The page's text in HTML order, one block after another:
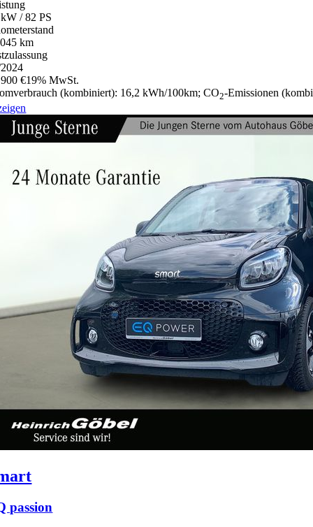
/ 82 PS
km
€19% MwSt.
(kombiniert): 16,2 kWh/100km;CO2-Emissionen
passion